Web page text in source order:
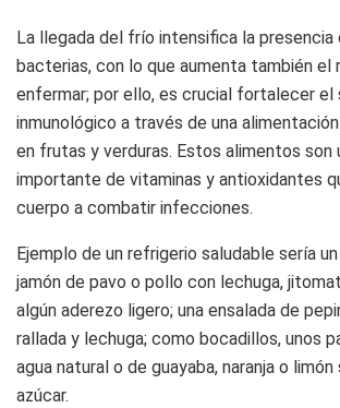
La llegada del frío intensifica la presencia
bacterias, con lo que aumenta también el
enfermar; por ello, es crucial fortalecer el
inmunológico a través de una
en frutas y verduras. Estos alimentos son
importante de vitaminas y antioxidantes
cuerpo a combatir infecciones.
Ejemplo de un refrigerio saludable sería
jamón de pavo o pollo con lechuga,
algún aderezo ligero; una ensalada de
rallada y lechuga; como bocadillos, unos
agua natural o de guayaba, naranja o limón
azúcar.